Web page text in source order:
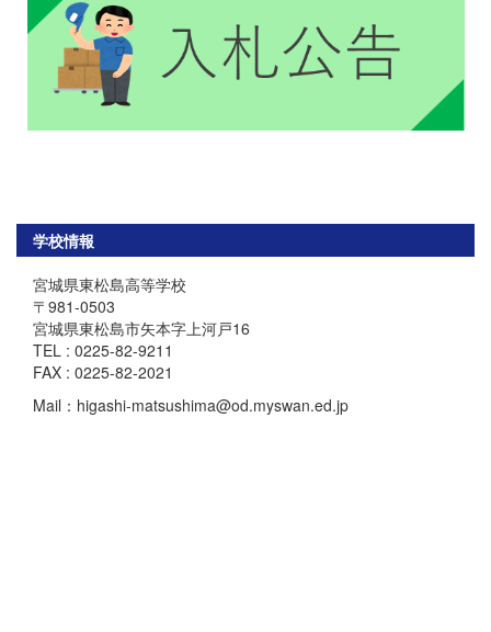
学校情報
宮城県東松島高等学校
〒981-0503
宮城県東松島市矢本字上河戸16
TEL : 0225-82-9211
FAX : 0225-82-2021
Mail：higashi-matsushima@od.myswan.ed.jp